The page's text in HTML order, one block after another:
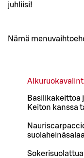
juhliisi!
Nämä
Basilikakeittoa
Keiton kanssa